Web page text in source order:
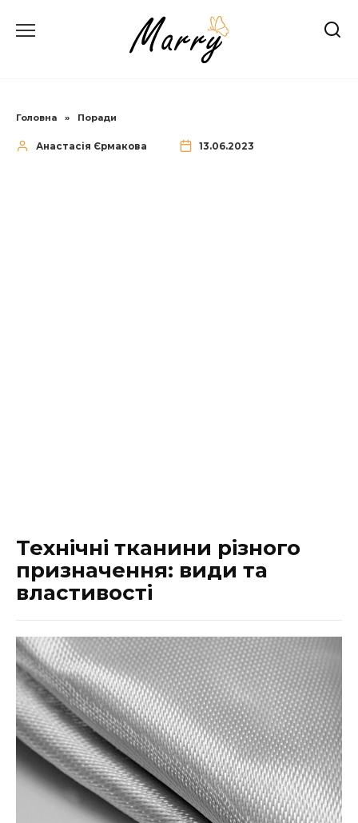
до
Головна » Поради
Анастасія Єрмакова 13.06.2023
Технічні тканини різного
призначення: види та
властивості